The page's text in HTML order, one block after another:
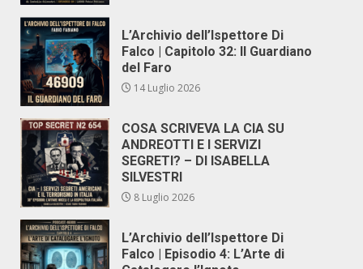
L’Archivio dell’Ispettore Di
Falco | Capitolo 32: Il Guardiano
del Faro
14 Luglio 2026
COSA SCRIVEVA LA CIA SU
ANDREOTTI E I SERVIZI
SEGRETI? – DI ISABELLA
SILVESTRI
8 Luglio 2026
L’Archivio dell’Ispettore Di
Falco | Episodio 4: L’Arte di